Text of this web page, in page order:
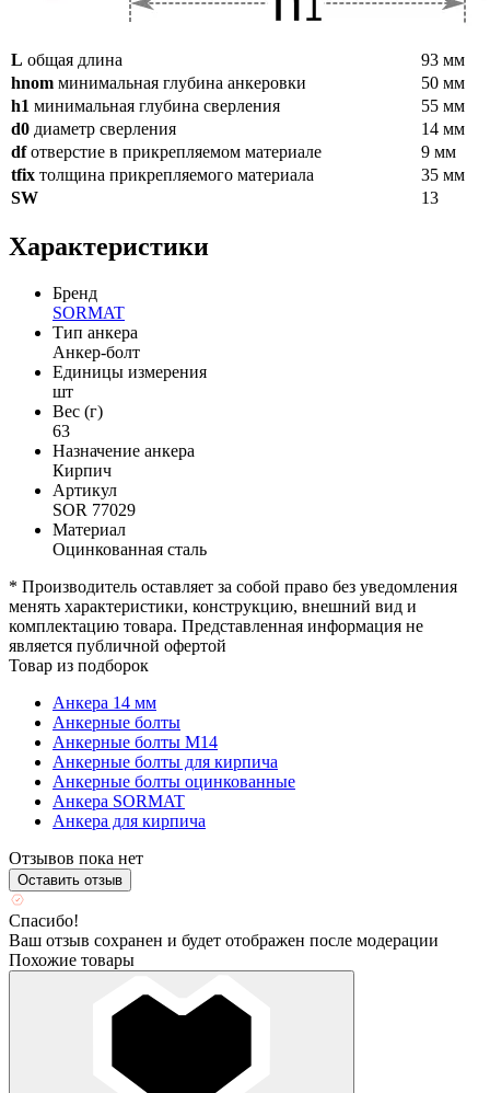
L общая длина
93 мм
hnom минимальная глубина анкеровки
50 мм
h1 минимальная глубина сверления
55 мм
d0 диаметр сверления
14 мм
dfотверстие в прикрепляемом материале
9 мм
tfix толщина прикрепляемого материала
35 мм
SW
13
Характеристики
Бренд
SORMAT
Тип анкера
Анкер-болт
Единицы измерения
шт
Вес (г)
63
Назначение анкера
Кирпич
Артикул
SOR 77029
Материал
Оцинкованная сталь
* Производитель оставляет за собой право без уведомления
менять характеристики, конструкцию, внешний вид и
комплектацию товара. Представленная информация не
является публичной офертой
Товар из подборок
Анкера 14 мм
Анкерные болты
Анкерные болты М14
Анкерные болты для кирпича
Анкерные болты оцинкованные
Анкера SORMAT
Анкера для кирпича
Отзывов пока нет
Оставить отзыв
Спасибо!
Ваш отзыв сохранен и будет отображен после модерации
Похожие товары